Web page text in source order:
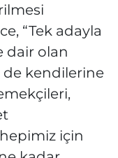
“Tek adayla
dair olan
de kendilerine
için